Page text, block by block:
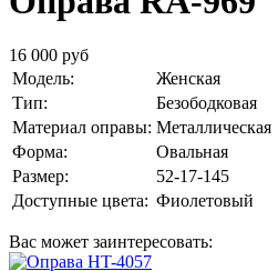
16 000 руб
Модель:
Женская
Тип:
Безободковая
Материал оправы: Металлическая
Форма:
Овальная
Размер:
52-17-145
Доступные цвета: Фиолетовый
Вас может заинтересовать: